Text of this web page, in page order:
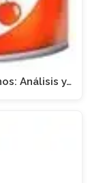
Análisis y…